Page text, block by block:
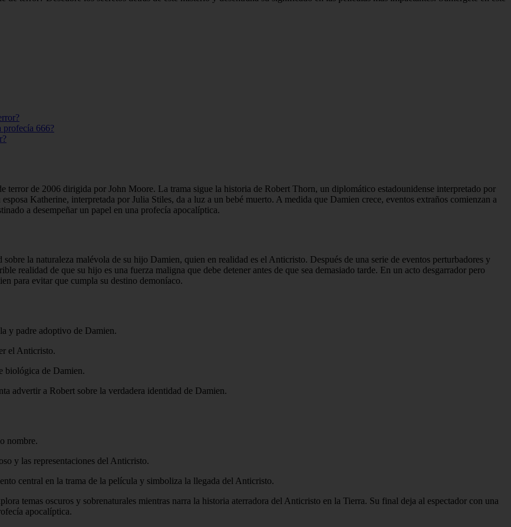
profecía 666?
de 2006 dirigida por John Moore. La trama sigue la historia de Robert Thorn, un diplomático estadounidense interpretado por
Katherine, interpretada por Julia Stiles, da a luz a un bebé muerto. A medida que Damien crece, eventos extraños comienzan a
a desempeñar un papel en una profecía apocalíptica.
la naturaleza malévola de su hijo Damien, quien en realidad es el Anticristo. Después de una serie de eventos perturbadores y
realidad de que su hijo es una fuerza maligna que debe detener antes de que sea demasiado tarde. En un acto desgarrador pero
para evitar que cumpla su destino demoníaco.
y padre adoptivo de Damien.
el Anticristo.
biológica de Damien.
advertir a Robert sobre la verdadera identidad de Damien.
nombre.
y las representaciones del Anticristo.
central en la trama de la película y simboliza la llegada del Anticristo.
temas oscuros y sobrenaturales mientras narra la historia aterradora del Anticristo en la Tierra. Su final deja al espectador con una
apocalíptica.